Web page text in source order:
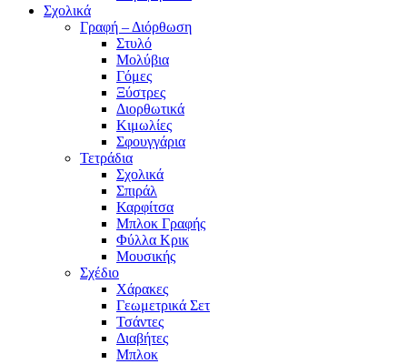
Σχολικά
Γραφή – Διόρθωση
Στυλό
Μολύβια
Γόμες
Ξύστρες
Διορθωτικά
Κιμωλίες
Σφουγγάρια
Τετράδια
Σχολικά
Σπιράλ
Καρφίτσα
Μπλοκ Γραφής
Φύλλα Κρικ
Μουσικής
Σχέδιο
Χάρακες
Γεωμετρικά Σετ
Τσάντες
Διαβήτες
Μπλοκ